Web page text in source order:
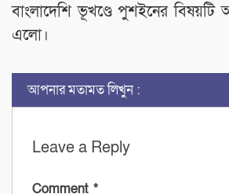
বাংলাদেশি ভূখণ্ডে পুশইনের বিষয়টি
এলো।
আপনার মতামত লিখুন :
Leave a Reply
Comment *